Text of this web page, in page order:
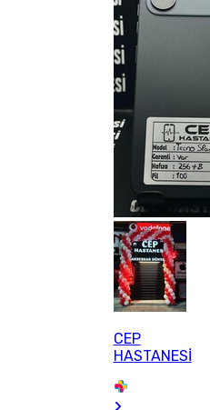
CEP
HASTANESİ